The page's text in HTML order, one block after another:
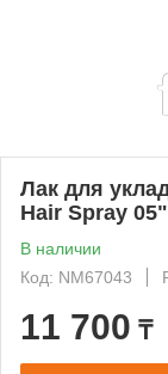
Лак для
Hair Spray
В наличии
Код: NM67043
11 700 ₸